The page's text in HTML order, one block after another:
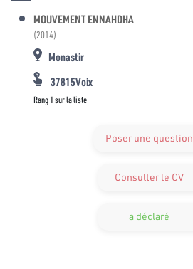
MOUVEMENT ENNAHDHA
(2014)
Monastir
37815Voix
Rang 1 sur la liste
Poser une question
Consulter le CV
a déclaré